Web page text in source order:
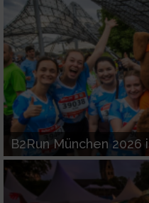
B2Run München
Werbung